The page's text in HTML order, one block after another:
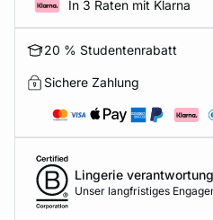
In 3 Raten mit Klarna
20 % Studentenrabatt
Sichere Zahlung
Lingerie
Unser langfristiges